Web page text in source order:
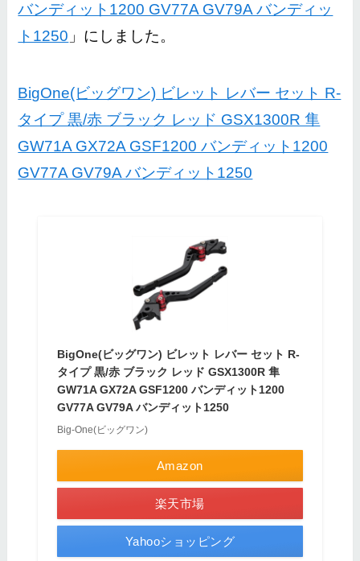
バンディット1200 GV77A GV79A バンディッ
ト1250 」にしました。
BigOne(ビッグワン) ビレット レバー セット R-
タイプ 黒/赤 ブラック レッド GSX1300R 隼
GW71A GX72A GSF1200 バンディット1200
GV77A GV79A バンディット1250
BigOne(ビッグワン) ビレット レバー セット R-
タイプ 黒/赤 ブラック レッド GSX1300R 隼
GW71A GX72A GSF1200 バンディット1200
GV77A GV79A バンディット1250
Big-One(ビッグワン)
Amazon
楽天市場
Yahooショッピング